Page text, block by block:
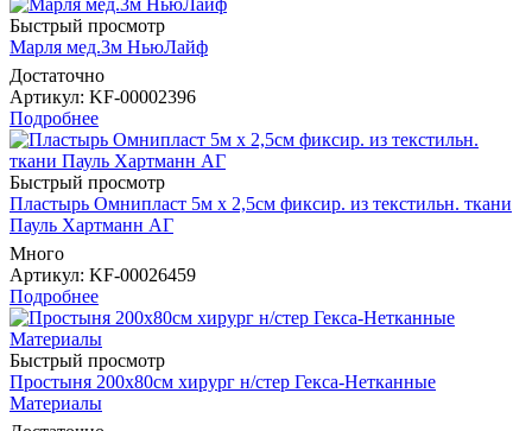
Быстрый просмотр
Марля мед.3м НьюЛайф
Достаточно
Артикул: KF-00002396
Подробнее
Быстрый просмотр
Пластырь Омнипласт 5м х 2,5см фиксир. из текстильн. ткани
Пауль Хартманн AГ
Много
Артикул: KF-00026459
Подробнее
Быстрый просмотр
Простыня 200х80см хирург н/стер Гекса-Нетканные
Материалы